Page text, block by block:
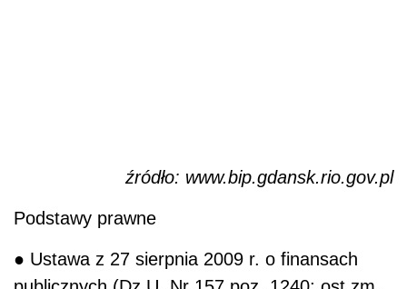
źródło: www.bip.gdansk.rio.gov.pl
Podstawy prawne
● Ustawa z 27 sierpnia 2009 r. o finansach